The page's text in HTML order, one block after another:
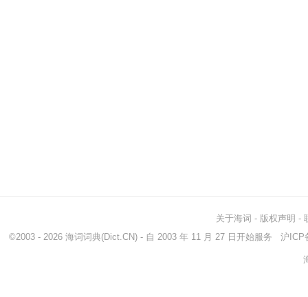
关于海词 - 版权声明 -
©2003 - 2026 海词词典(Dict.CN) - 自 2003 年 11 月 27 日开始服务 沪ICP